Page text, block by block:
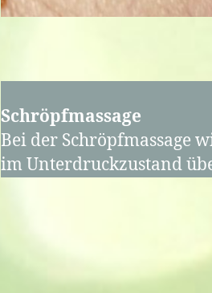
Schröpfmassage
Bei der Schröpfmassage
im Unterdruckzustand